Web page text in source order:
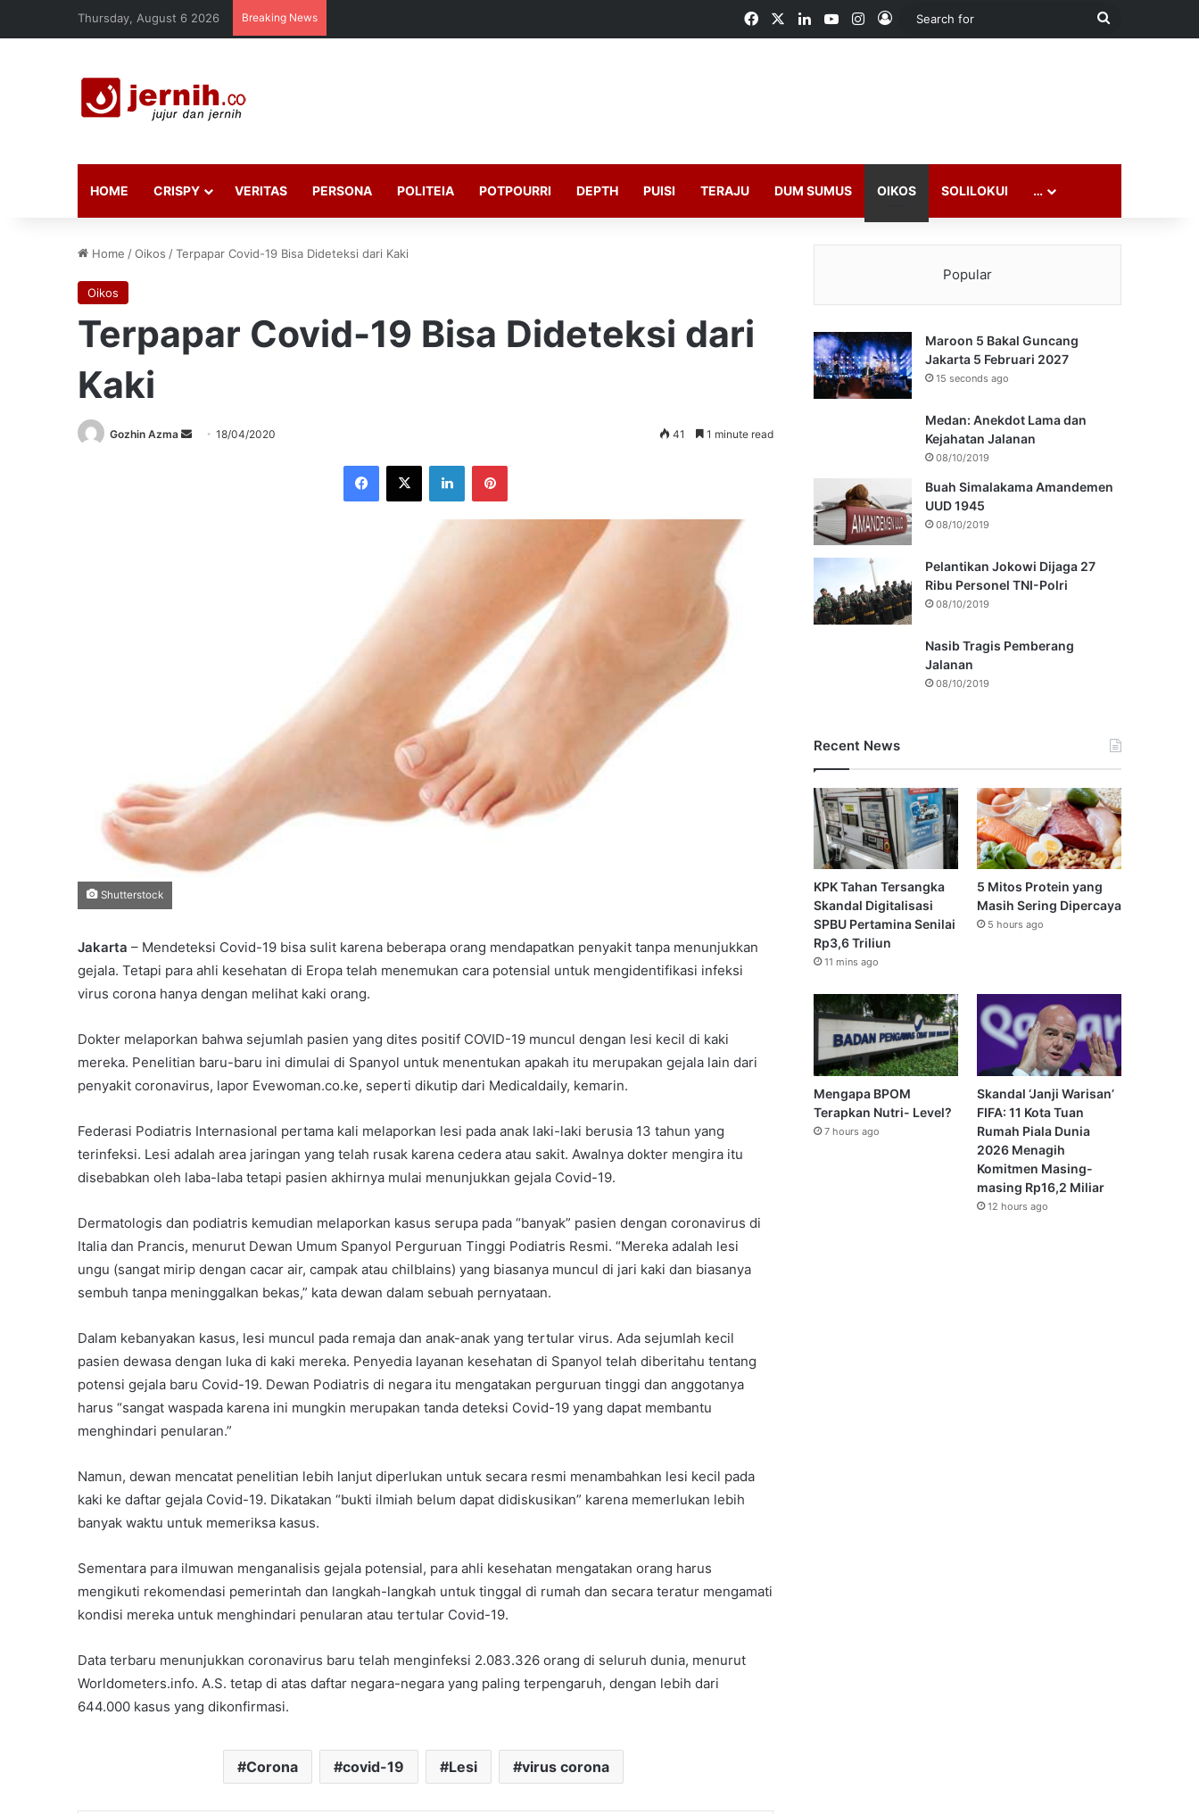
Thursday, August 6 2026 Breaking News FacebookLinkedInYouTubeInstagram
Log In
Search
HOME CRISPY VERITAS PERSONA POLITEIA POTPOURRI DEPTH PUISI TERAJU DUM SUMUS OIKOS SOLILOKUI …
Home /Oikos /Terpapar Covid-19 Bisa Dideteksi dari Kaki
Oikos
Terpapar Covid-19 Bisa Dideteksi dari
Kaki
Gozhin Azma
Send18/04/2020 41 1 minute read
Facebook
X LinkedInPinterest
Shutterstock
Jakarta – Mendeteksi Covid-19 bisa sulit karena beberapa orang mendapatkan penyakit tanpa menunjukkan
gejala. Tetapi para ahli kesehatan di Eropa telah menemukan cara potensial untuk mengidentifikasi infeksi
virus corona hanya dengan melihat kaki orang.
Dokter melaporkan bahwa sejumlah pasien yang dites positif COVID-19 muncul dengan lesi kecil di kaki
mereka. Penelitian baru-baru ini dimulai di Spanyol untuk menentukan apakah itu merupakan gejala lain dari
penyakit coronavirus, lapor Evewoman.co.ke, seperti dikutip dari Medicaldaily, kemarin.
Federasi Podiatris Internasional pertama kali melaporkan lesi pada anak laki-laki berusia 13 tahun yang
terinfeksi. Lesi adalah area jaringan yang telah rusak karena cedera atau sakit. Awalnya dokter mengira itu
disebabkan oleh laba-laba tetapi pasien akhirnya mulai menunjukkan gejala Covid-19.
Dermatologis dan podiatris kemudian melaporkan kasus serupa pada “banyak” pasien dengan coronavirus di
Italia dan Prancis, menurut Dewan Umum Spanyol Perguruan Tinggi Podiatris Resmi. “Mereka adalah lesi
ungu (sangat mirip dengan cacar air, campak atau chilblains) yang biasanya muncul di jari kaki dan biasanya
sembuh tanpa meninggalkan bekas,” kata dewan dalam sebuah pernyataan.
Dalam kebanyakan kasus, lesi muncul pada remaja dan anak-anak yang tertular virus. Ada sejumlah kecil
pasien dewasa dengan luka di kaki mereka. Penyedia layanan kesehatan di Spanyol telah diberitahu tentang
potensi gejala baru Covid-19. Dewan Podiatris di negara itu mengatakan perguruan tinggi dan anggotanya
harus “sangat waspada karena ini mungkin merupakan tanda deteksi Covid-19 yang dapat membantu
menghindari penularan.”
Namun, dewan mencatat penelitian lebih lanjut diperlukan untuk secara resmi menambahkan lesi kecil pada
kaki ke daftar gejala Covid-19. Dikatakan “bukti ilmiah belum dapat didiskusikan” karena memerlukan lebih
banyak waktu untuk memeriksa kasus.
Sementara para ilmuwan menganalisis gejala potensial, para ahli kesehatan mengatakan orang harus
mengikuti rekomendasi pemerintah dan langkah-langkah untuk tinggal di rumah dan secara teratur mengamati
kondisi mereka untuk menghindari penularan atau tertular Covid-19.
Data terbaru menunjukkan coronavirus baru telah menginfeksi 2.083.326 orang di seluruh dunia, menurut
Worldometers.info. A.S. tetap di atas daftar negara-negara yang paling terpengaruh, dengan lebih dari
644.000 kasus yang dikonfirmasi.
Corona covid-19 Lesi virus corona
Popular
Maroon 5 Bakal Guncang
Jakarta 5 Februari 2027
15 seconds ago
Medan: Anekdot Lama dan
Kejahatan Jalanan
08/10/2019
Buah Simalakama Amandemen
UUD 1945
08/10/2019
Pelantikan Jokowi Dijaga 27
Ribu Personel TNI-Polri
08/10/2019
Nasib Tragis Pemberang
Jalanan
08/10/2019
Recent News
KPK Tahan Tersangka
Skandal Digitalisasi
SPBU Pertamina Senilai
Rp3,6 Triliun
11 mins ago
5 Mitos Protein yang
Masih Sering Dipercaya
5 hours ago
Mengapa BPOM
Terapkan Nutri- Level?
7 hours ago
Skandal ‘Janji Warisan’
FIFA: 11 Kota Tuan
Rumah Piala Dunia
2026 Menagih
Komitmen Masing-
masing Rp16,2 Miliar
12 hours ago